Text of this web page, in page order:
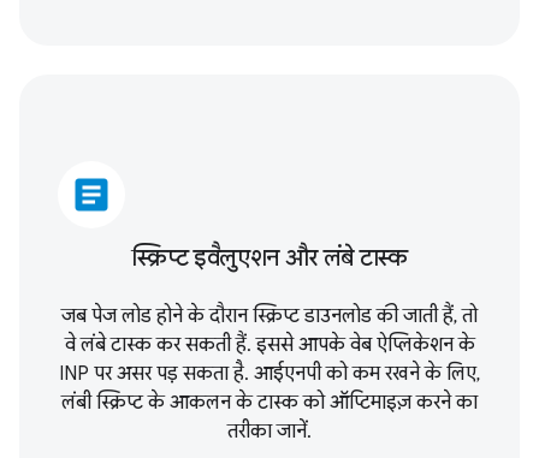
article
स्क्रिप्ट इवैलुएशन और लंबे टास्क
जब पेज लोड होने के दौरान स्क्रिप्ट डाउनलोड की जाती हैं, तो
वे लंबे टास्क कर सकती हैं. इससे आपके वेब ऐप्लिकेशन के
INP पर असर पड़ सकता है. आईएनपी को कम रखने के लिए,
लंबी स्क्रिप्ट के आकलन के टास्क को ऑप्टिमाइज़ करने का
तरीका जानें.